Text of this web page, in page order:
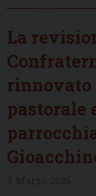
La
rinnovato
pastorale